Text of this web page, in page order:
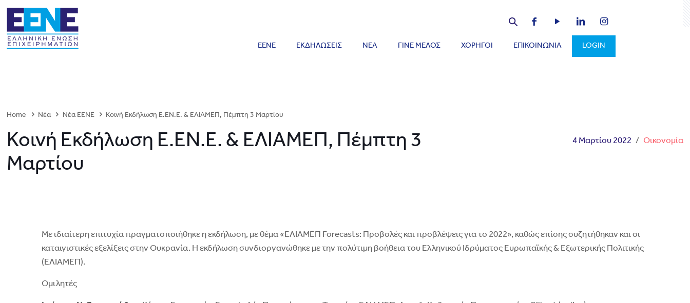
ΕΕΝΕ ΕΚΔΗΛΩΣΕΙΣ ΝΕΑ ΓΙΝΕ ΜΕΛΟΣ ΧΟΡΗΓΟΙ ΕΠΙΚΟΙΝΩΝΙΑ LOGIN
Home Νέα Νέα ΕΕΝΕ Κοινή Εκδήλωση Ε.ΕΝ.Ε. & ΕΛΙΑΜΕΠ, Πέμπτη 3 Μαρτίου
Κοινή Εκδήλωση Ε.ΕΝ.Ε. & ΕΛΙΑΜΕΠ, Πέμπτη 3
Μαρτίου
4 Μαρτίου 2022 / Οικονομία
Με ιδιαίτερη επιτυχία πραγματοποιήθηκε η εκδήλωση, με θέμα «ΕΛΙΑΜΕΠ Forecasts: Προβολές και προβλέψεις για το 2022», καθώς επίσης συζητήθηκαν και οι
καταιγιστικές εξελίξεις στην Ουκρανία. Η εκδήλωση συνδιοργανώθηκε με την πολύτιμη βοήθεια του Ελληνικού Ιδρύματος Ευρωπαϊκής & Εξωτερικής Πολιτικής
(ΕΛΙΑΜΕΠ).
Ομιλητές